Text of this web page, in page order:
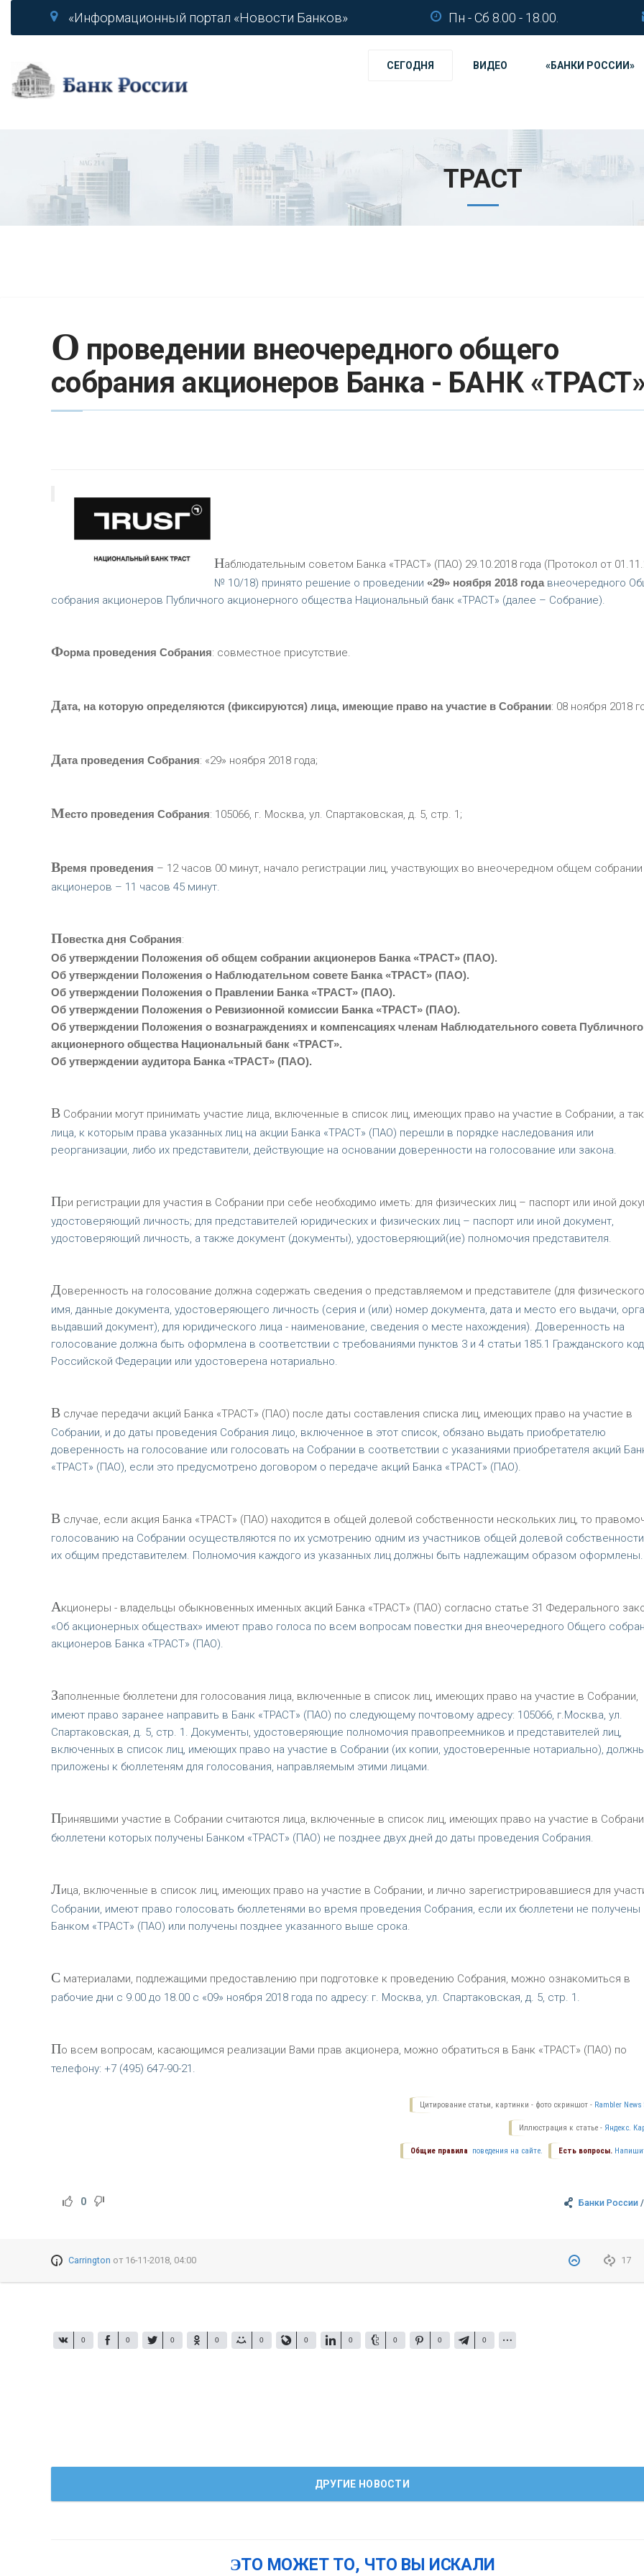
«Информационный портал «Новости Банков» Пн - Сб 8.00 - 18.00.
СЕГОДНЯ ВИДЕО «БАНКИ РОССИИ»
ТРАСТ
О проведении внеочередного общего
собрания акционеров Банка - БАНК
Наблюдательным советом Банка «ТРАСТ» (ПАО) 29.10.2018 года (Протокол от
№ 10/18) принято решение о проведении «29» ноября 2018 годавнеочередного
собрания акционеров Публичного акционерного общества Национальный банк «ТРАСТ» (далее – Собрание).
Форма проведения Собрания: совместное присутствие.
Дата, на которую определяются (фиксируются) лица, имеющие право на участие в Собрании: 08 ноября 2018
Дата проведения Собрания: «29» ноября 2018 года;
Место проведения Собрания: 105066, г. Москва, ул. Спартаковская, д. 5, стр. 1;
Время проведения – 12 часов 00 минут, начало регистрации лиц, участвующих во внеочередном общем собрании
акционеров – 11 часов 45 минут.
Повестка дня Собрания:
Об утверждении Положения об общем собрании акционеров Банка «ТРАСТ» (ПАО).
Об утверждении Положения о Наблюдательном совете Банка «ТРАСТ» (ПАО).
Об утверждении Положения о Правлении Банка «ТРАСТ» (ПАО).
Об утверждении Положения о Ревизионной комиссии Банка «ТРАСТ» (ПАО).
Об утверждении Положения о вознаграждениях и компенсациях членам Наблюдательного совета Публичного
акционерного общества Национальный банк «ТРАСТ».
Об утверждении аудитора Банка «ТРАСТ» (ПАО).
ВСобрании могут принимать участие лица, включенные в список лиц, имеющих право на участие в Собрании, а
лица, к которым права указанных лиц на акции Банка «ТРАСТ» (ПАО) перешли в порядке наследования или
реорганизации, либо их представители, действующие на основании доверенности на голосование или закона.
При регистрации для участия в Собрании при себе необходимо иметь: для физических лиц – паспорт или иной
удостоверяющий личность; для представителей юридических и физических лиц – паспорт или иной документ,
удостоверяющий личность, а также документ (документы), удостоверяющий(ие) полномочия представителя.
Доверенность на голосование должна содержать сведения о представляемом и представителе (для
имя, данные документа, удостоверяющего личность (серия и (или) номер документа, дата и место его выдачи,
выдавший документ), для юридического лица - наименование, сведения о месте нахождения). Доверенность на
голосование должна быть оформлена в соответствии с требованиями пунктов 3 и 4 статьи 185.1 Гражданского
Российской Федерации или удостоверена нотариально.
Вслучае передачи акций Банка «ТРАСТ» (ПАО) после даты составления списка лиц, имеющих право на участие в
Собрании, и до даты проведения Собрания лицо, включенное в этот список, обязано выдать приобретателю
доверенность на голосование или голосовать на Собрании в соответствии с указаниями приобретателя акций
«ТРАСТ» (ПАО), если это предусмотрено договором о передаче акций Банка «ТРАСТ» (ПАО).
Вслучае, если акция Банка «ТРАСТ» (ПАО) находится в общей долевой собственности нескольких лиц, то
голосованию на Собрании осуществляются по их усмотрению одним из участников общей долевой
их общим представителем. Полномочия каждого из указанных лиц должны быть надлежащим образом оформлены.
Акционеры - владельцы обыкновенных именных акций Банка «ТРАСТ» (ПАО) согласно статье 31 Федерального
«Об акционерных обществах» имеют право голоса по всем вопросам повестки дня внеочередного Общего
акционеров Банка «ТРАСТ» (ПАО).
Заполненные бюллетени для голосования лица, включенные в список лиц, имеющих право на участие в Собрании,
имеют право заранее направить в Банк «ТРАСТ» (ПАО) по следующему почтовому адресу: 105066, г.Москва, ул.
Спартаковская, д. 5, стр. 1. Документы, удостоверяющие полномочия правопреемников и представителей лиц,
включенных в список лиц, имеющих право на участие в Собрании (их копии, удостоверенные нотариально),
приложены к бюллетеням для голосования, направляемым этими лицами.
Принявшими участие в Собрании считаются лица, включенные в список лиц, имеющих право на участие в
бюллетени которых получены Банком «ТРАСТ» (ПАО) не позднее двух дней до даты проведения Собрания.
Лица, включенные в список лиц, имеющих право на участие в Собрании, и лично зарегистрировавшиеся для
Собрании, имеют право голосовать бюллетенями во время проведения Собрания, если их бюллетени не получены
Банком «ТРАСТ» (ПАО) или получены позднее указанного выше срока.
Сматериалами, подлежащими предоставлению при подготовке к проведению Собрания, можно ознакомиться в
рабочие дни с 9.00 до 18.00 с «09» ноября 2018 года по адресу: г. Москва, ул. Спартаковская, д. 5, стр. 1.
По всем вопросам, касающимся реализации Вами прав акционера, можно обратиться в Банк «ТРАСТ» (ПАО) по
телефону: +7 (495) 647-90-21.
Цитирование статьи, картинки - фото скриншот - Rambler News
Иллюстрация к статье - Яндекс.
Есть вопросы.
Общие правила поведения на сайте.
Банки России
0
17
Carrington от 16-11-2018, 04:00
0 0 0 0 0 0 0 0 0 0
ДРУГИЕ НОВОСТИ
ЭТО МОЖЕТ ТО, ЧТО ВЫ ИСКАЛИ